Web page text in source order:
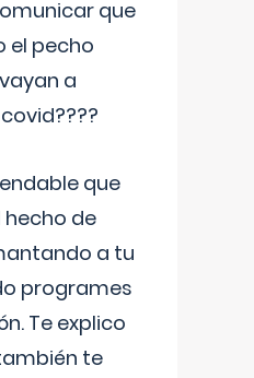
que
el pecho
a
que
de
a tu
programes
Te explico
te